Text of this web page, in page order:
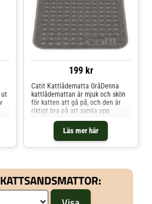
199 kr
Läs mer här
Catit Kattlådematta GråDenna
kattlådemattan är mjuk och skön
för katten att gå på, och den är
riktigt bra på att samla upp
kattsand från kattens tassar, så
att denna inte sprids ut på
golvet.Storlekar:S = 40 x 60 cmL =
60 x 90 cm